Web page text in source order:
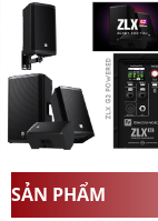
SẢN PHẨM